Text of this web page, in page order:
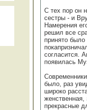
С тех пор он
сестры - и
Намерения
решил все
принято
согласится.
появилась
было, раз
широко
женственная,
прекрасные